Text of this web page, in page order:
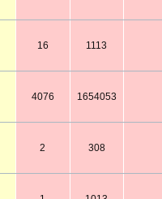
16 1113
4076 1654053
2 308